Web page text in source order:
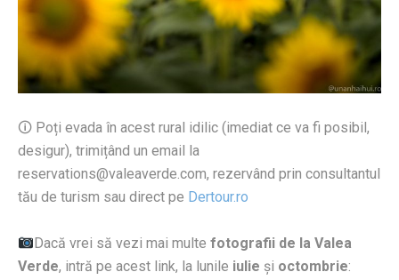
🛈 Poți evada în acest rural idilic (imediat ce va fi posibil,
desigur), trimițând un email la
reservations@valeaverde.com, rezervând prin consultantul
tău de turism sau direct pe Dertour.ro
Dacă vrei să vezi mai multefotografii de la Valea
Verde, intră pe acest link, la lunile iulie și octombrie: